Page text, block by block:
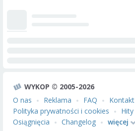
WYKOP © 2005-2026
O nas
Reklama FAQ Kontakt
Polityka prywatności i cookies
Hity
Osiągnięcia
Changelog więcej